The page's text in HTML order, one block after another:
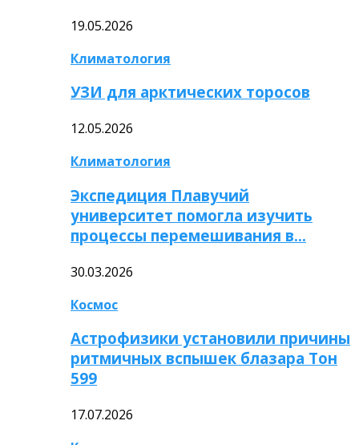
19.05.2026
Климатология
УЗИ для арктических торосов
12.05.2026
Климатология
Экспедиция Плавучий
университет помогла изучить
процессы перемешивания в…
30.03.2026
Космос
Астрофизики установили причины
ритмичных вспышек блазара Тон
599
17.07.2026